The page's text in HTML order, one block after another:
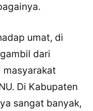
umat, di
dari
masyarakat
Di Kabupaten
sangat banyak,